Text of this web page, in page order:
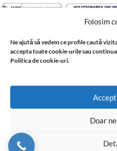
Folosim
Ne ajută să vedem ce profile caută
accepta toate cookie-urile sau
Politica de cookie-uri.
Doar
© 2026 Profil Expert. Toate
site, inclusiv textele,
ori în baza drepturilor acordate
copierea, distribuirea, publicarea
în orice formă, fără acordul